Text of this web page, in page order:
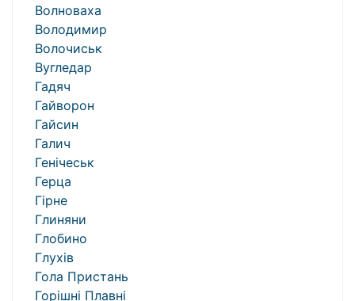
Волноваха
Володимир
Волочиськ
Вугледар
Гадяч
Гайворон
Гайсин
Галич
Генічеськ
Герца
Гірне
Глиняни
Глобино
Глухів
Гола Пристань
Горішні Плавні